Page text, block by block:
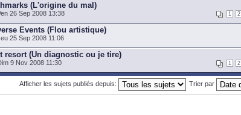
(L'origine du mal)
1 2
26 Sep 2008 13:38
Events (Flou artistique)
25 Sep 2008 11:06
resort (Un diagnostic ou je tire)
1 2
9 Nov 2008 11:30
Afficher les sujets publiés depuis: Trier par